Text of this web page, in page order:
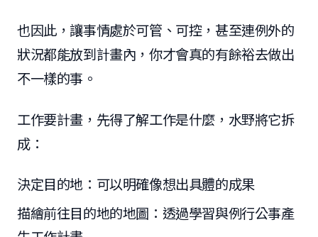
也因此，讓事情處於可管、可控，甚至連例外的
狀況都能放到計畫內，你才會真的有餘裕去做出
不一樣的事。
工作要計畫，先得了解工作是什麼，水野將它拆
成：
決定目的地：可以明確像想出具體的成果
描繪前往目的地的地圖：透過學習與例行公事產